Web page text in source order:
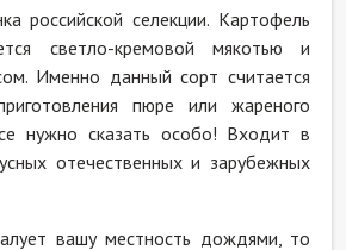
российской селекции. Картофель
светло-кремовой мякотью и
Именно данный сорт считается
пюре или жареного
нужно сказать особо! Входит в
отечественных и зарубежных
вашу местность дождями, то